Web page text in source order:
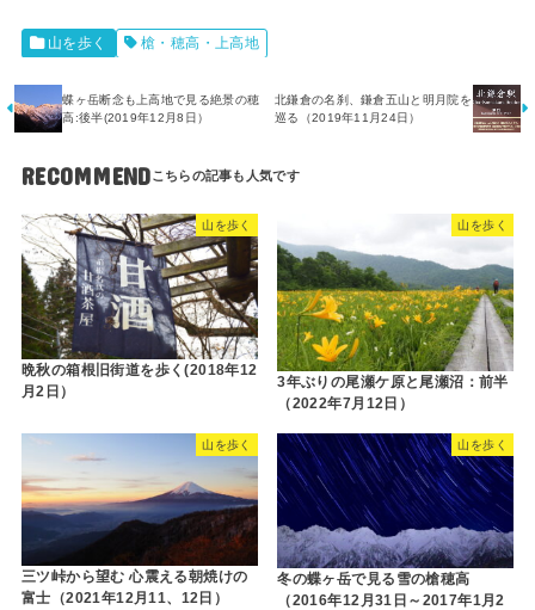
山を歩く 槍・穂高・上高地
蝶ヶ岳断念も上高地で見る絶景の穂
高:後半(2019年12月8日）
北鎌倉の名刹、鎌倉五山と明月院を
巡る（2019年11月24日）
RECOMMEND
山を歩く
晩秋の箱根旧街道を歩く(2018年12
月2日）
山を歩く
3年ぶりの尾瀬ケ原と尾瀬沼：前半
（2022年7月12日）
山を歩く
三ツ峠から望む 心震える朝焼けの
富士（2021年12月11、12日）
山を歩く
冬の蝶ヶ岳で見る雪の槍穂高
（2016年12月31日～2017年1月2